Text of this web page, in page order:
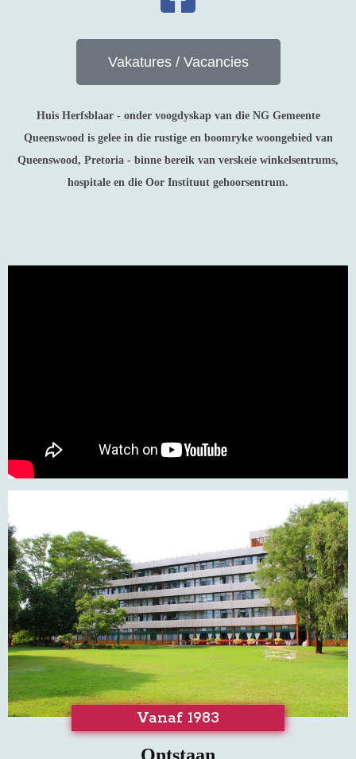
Vakatures / Vacancies
Huis Herfsblaar - onder voogdyskap van die NG Gemeente
Queenswood is gelee in die rustige en boomryke woongebied van
Queenswood, Pretoria - binne bereik van verskeie winkelsentrums,
hospitale en die Oor Instituut gehoorsentrum.
Vanaf 1983